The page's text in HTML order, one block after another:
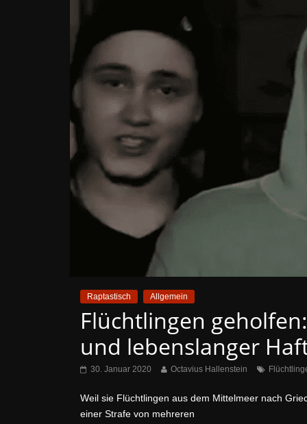
Raptastisch Allgemein
Flüchtlingen
und lebenslanger
30. Januar 2020 Octavius Hallenstein
Weil sie Flüchtlingen aus dem Mittelmeer nach
einer Strafe von mehreren